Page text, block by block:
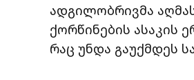
ადგილობრივმა
ქორწინების ასაკის
რაც უნდა გაუქმდეს